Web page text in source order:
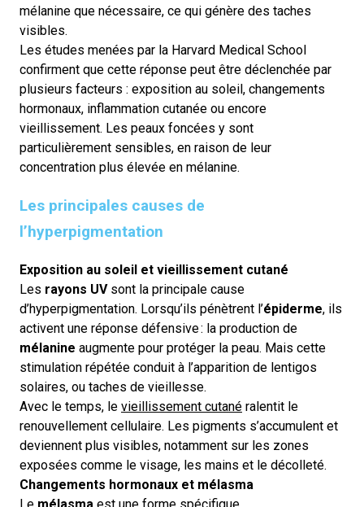
mélanine que nécessaire, ce qui génère des taches
visibles.
Les études menées par la Harvard Medical School
confirment que cette réponse peut être déclenchée par
plusieurs facteurs : exposition au soleil, changements
hormonaux, inflammation cutanée ou encore
vieillissement. Les peaux foncées y sont
particulièrement sensibles, en raison de leur
concentration plus élevée en mélanine.
Les principales causes de
l’hyperpigmentation
Exposition au soleil et vieillissement cutané
Les rayons UVsont la principale cause
d’hyperpigmentation. Lorsqu’ils pénètrent l’épiderme, ils
activent une réponse défensive: la production de
mélanine augmente pour protéger la peau. Mais cette
stimulation répétée conduit à l’apparition de lentigos
solaires, ou taches de vieillesse.
Avec le temps, le vieillissement cutané ralentit le
renouvellement cellulaire. Les pigments s’accumulent et
deviennent plus visibles, notamment sur les zones
exposées comme le visage, les mains et le décolleté.
Changements hormonaux et mélasma